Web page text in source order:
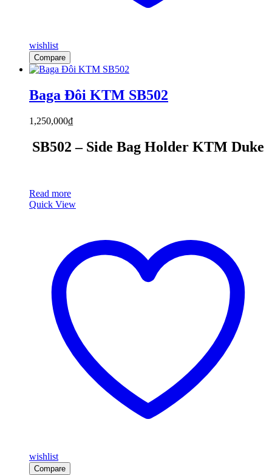
wishlist
Compare
Baga Đôi KTM SB502
1,250,000₫
SB502 – Side Bag Holder KTM Duke
Read more
Quick View
wishlist
Compare